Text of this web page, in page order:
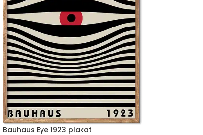
Bauhaus Eye 1923 plakat